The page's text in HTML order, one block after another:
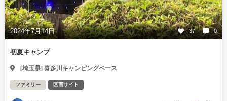
2024年7月14日 37 0
初夏キャンプ
[埼玉県] 喜多川キャンピングベース
ファミリー 区画サイト